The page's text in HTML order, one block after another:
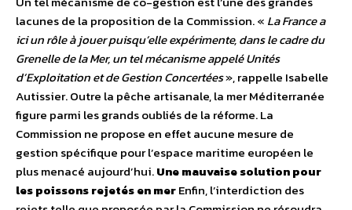
lacunes de la proposition de la Commission. « La France a
ici un rôle à jouer puisqu’elle expérimente, dans le cadre du
Grenelle de la Mer, un tel mécanisme appelé Unités
d’Exploitation et de Gestion Concertées», rappelle Isabelle
Autissier. Outre la pêche artisanale, la mer Méditerranée
figure parmi les grands oubliés de la réforme. La
Commission ne propose en effet aucune mesure de
gestion spécifique pour l’espace maritime européen le
plus menacé aujourd’hui.Une mauvaise solution pour
les poissons rejetés en merEnfin, l’interdiction des